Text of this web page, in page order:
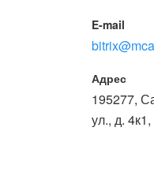
E-mail
Адрес
195277,
ул., д.